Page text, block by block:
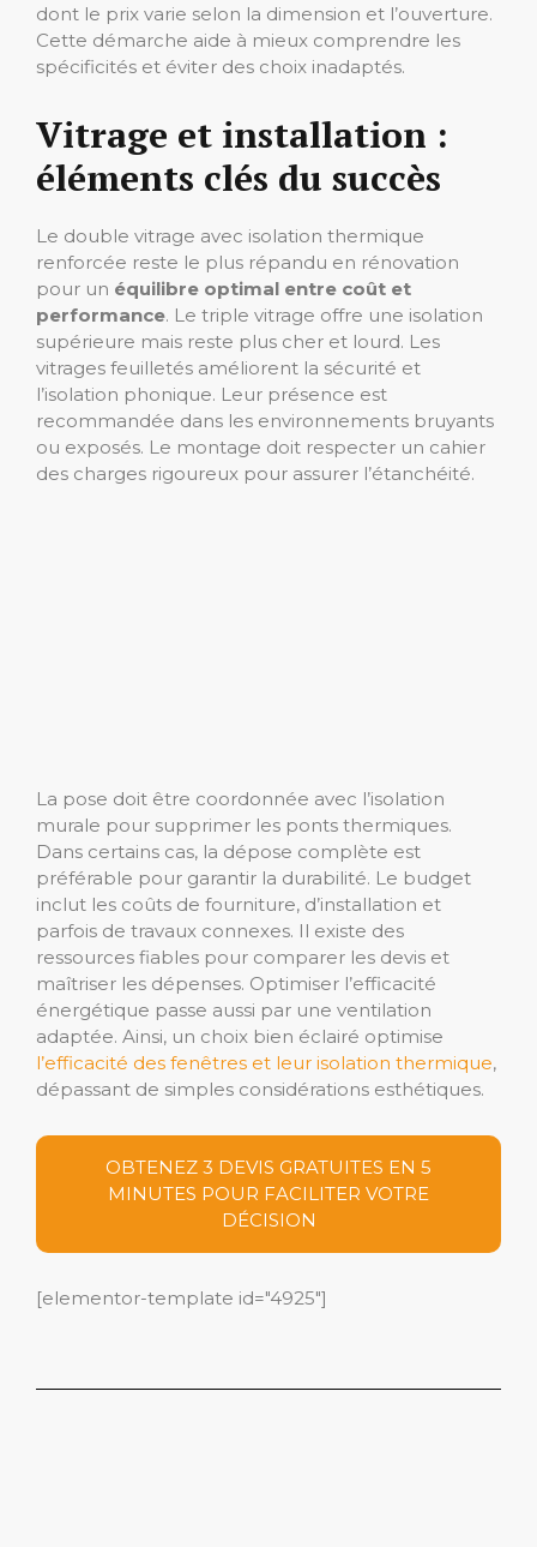
dont le prix varie selon la dimension et l’ouverture.
Cette démarche aide à mieux comprendre les
spécificités et éviter des choix inadaptés.
Vitrage et installation :
éléments clés du succès
Le double vitrage avec isolation thermique
renforcée reste le plus répandu en rénovation
pour un équilibre optimal entre coût et
performance. Le triple vitrage offre une isolation
supérieure mais reste plus cher et lourd. Les
vitrages feuilletés améliorent la sécurité et
l’isolation phonique. Leur présence est
recommandée dans les environnements bruyants
ou exposés. Le montage doit respecter un cahier
des charges rigoureux pour assurer l’étanchéité.
La pose doit être coordonnée avec l’isolation
murale pour supprimer les ponts thermiques.
Dans certains cas, la dépose complète est
préférable pour garantir la durabilité. Le budget
inclut les coûts de fourniture, d’installation et
parfois de travaux connexes. Il existe des
ressources fiables pour comparer les devis et
maîtriser les dépenses. Optimiser l’efficacité
énergétique passe aussi par une ventilation
adaptée. Ainsi, un choix bien éclairé optimise
l’efficacité des fenêtres et leur isolation thermique,
dépassant de simples considérations esthétiques.
OBTENEZ 3 DEVIS GRATUITES EN 5
MINUTES POUR FACILITER VOTRE
DÉCISION
[elementor-template id="4925"]